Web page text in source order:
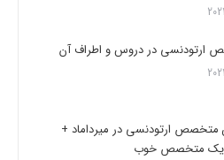
در دروس و اطراف آن
متخصص ارتودنسی در میرداماد +
یک متخصص خوب